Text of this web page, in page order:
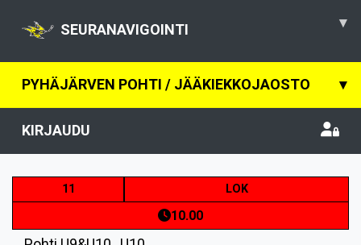
SEURANAVIGOINTI ▾
PYHÄJÄRVEN POHTI / JÄÄKIEKKOJAOSTO ▾
KIRJAUDU
11 LOK
10.00